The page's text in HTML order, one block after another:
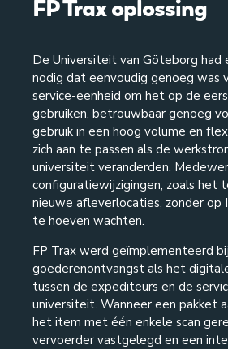
FP Trax oplossing
De Universiteit van Göteborg had
nodig dat eenvoudig genoeg was
service-eenheid om het op de
gebruiken, betrouwbaar genoeg
gebruik in een hoog volume en
zich aan te passen als de
universiteit veranderden.
configuratiewijzigingen, zoals het
nieuwe afleverlocaties, zonder op
te hoeven wachten.
FP Trax werd geïmplementeerd
goederenontvangst als het
tussen de expediteurs en de
universiteit. Wanneer een pakket
het item met één enkele scan
vervoerder vastgelegd en een